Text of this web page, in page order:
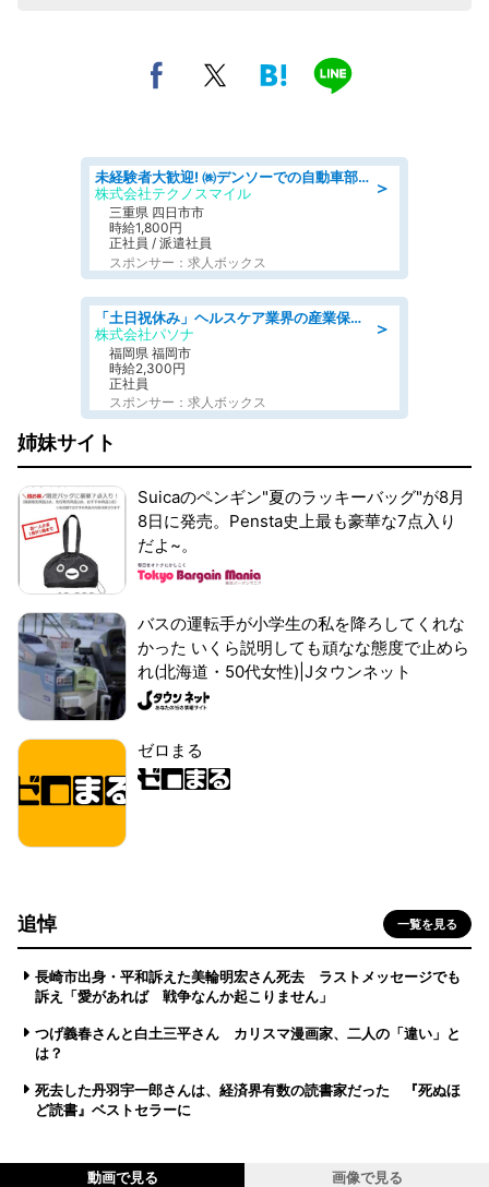
＞
未経験者大歓迎! ㈱デンソーでの自動車部品の組立作業 denso aichi
株式会社テクノスマイル
三重県 四日市市
時給1,800円
正社員 / 派遣社員
スポンサー：求人ボックス
＞
「土日祝休み」ヘルスケア業界の産業保健師/高時給/未経験OK/要資格:保健師、正看護師
株式会社パソナ
福岡県 福岡市
時給2,300円
正社員
スポンサー：求人ボックス
姉妹サイト
Suicaのペンギン"夏のラッキーバッグ"が8月
8日に発売。Pensta史上最も豪華な7点入り
だよ~。
バスの運転手が小学生の私を降ろしてくれな
かった いくら説明しても頑なな態度で止めら
れ(北海道・50代女性)|Jタウンネット
ゼロまる
追悼 一覧を見る
長崎市出身・平和訴えた美輪明宏さん死去 ラストメッセージでも
訴え「愛があれば 戦争なんか起こりません」
つげ義春さんと白土三平さん カリスマ漫画家、二人の「違い」と
は？
死去した丹羽宇一郎さんは、経済界有数の読書家だった 『死ぬほ
ど読書』ベストセラーに
動画で見る 画像で見る